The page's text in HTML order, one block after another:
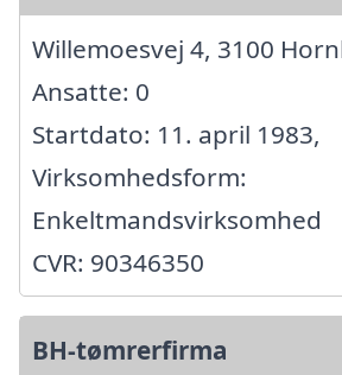
Willemoesvej 4, 3100
Ansatte: 0
Startdato: 11. april 1983,
Virksomhedsform:
Enkeltmandsvirksomhed
CVR: 90346350
BH-tømrerfirma